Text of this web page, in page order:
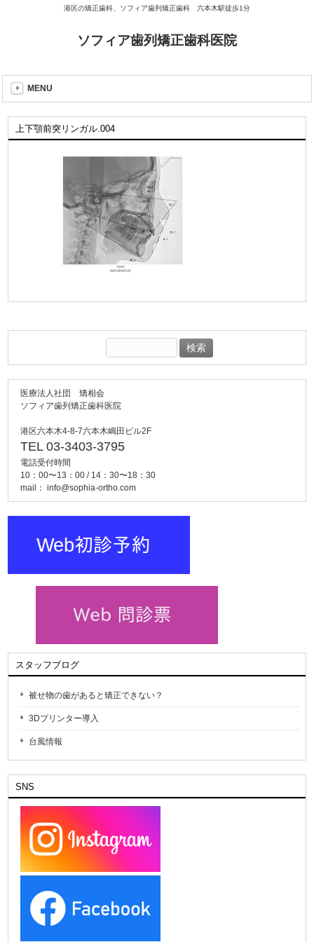
港区の矯正歯科、ソフィア歯列矯正歯科 六本木駅徒歩1分
ソフィア歯列矯正歯科医院
MENU
上下顎前突リンガル.004
索:
医療法人社団 矯相会
ソフィア歯列矯正歯科医院
港区六本木4-8-7六本木嶋田ビル2F
TEL 03-3403-3795
電話受付時間
10：00〜13：00 / 14：30〜18：30
mail：info@sophia-ortho.com
スタッフブログ
被せ物の歯があると矯正できない？
3Dプリンター導入
台風情報
SNS